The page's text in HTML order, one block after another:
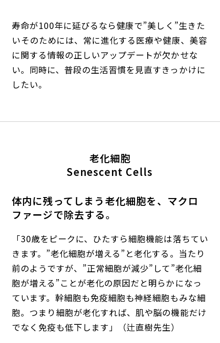
寿命が100年に延びるなら健康で”美しく”生きた
い――そのためには、常に進化する医療や健康、美容
に関する情報の正しいアップデートが欠かせな
い。同時に、普段の生活習慣を見直すきっかけに
したい。
老化細胞
Senescent Cells
体内に残ってしまう老化細胞を、マクロ
ファージで除去する。
「30歳をピークに、ひたすら細胞機能は落ちてい
きます。”老化細胞が増える”と老化する。当たり
前のようですが、”正常細胞が減少”して”老化細
胞が増える”ことが老化の原因だと明らかになっ
ています。幹細胞も免疫細胞も神経細胞もみな細
胞。つまり細胞が老化すれば、肌や脳の機能だけ
でなく免疫も低下します」（辻直樹先生）